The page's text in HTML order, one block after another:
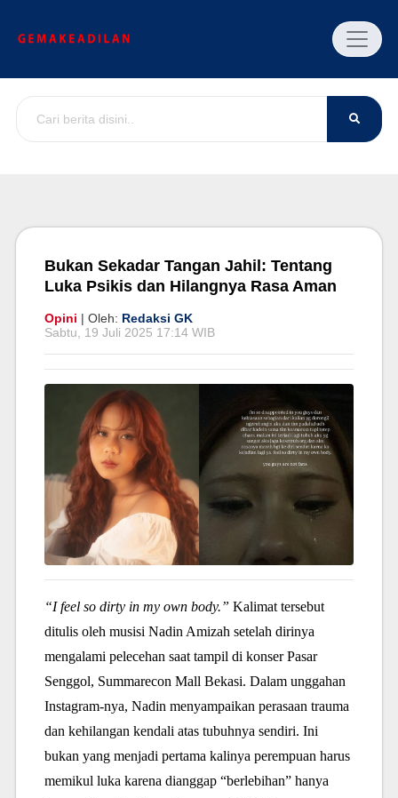
Bukan Sekadar Tangan Jahil: Tentang
Luka Psikis dan Hilangnya Rasa Aman
Opini | Oleh: Redaksi GK
Sabtu, 19 Juli 2025 17:14 WIB
“I feel so dirty in my own body.” Kalimat tersebut
ditulis oleh musisi Nadin Amizah setelah dirinya
mengalami pelecehan saat tampil di konser Pasar
Senggol, Summarecon Mall Bekasi. Dalam unggahan
Instagram-nya, Nadin menyampaikan perasaan trauma
dan kehilangan kendali atas tubuhnya sendiri. Ini
bukan yang menjadi pertama kalinya perempuan harus
memikul luka karena dianggap “berlebihan” hanya